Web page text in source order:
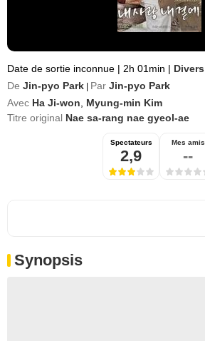
Date de sortie inconnue | 2h 01min | Divers
De Jin-pyo Park Par Jin-pyo Park
Avec Ha Ji-won
Myung-min Kim
Titre original Nae sa-rang nae gyeol-ae
Spectateurs
2,9
Mes amis
--
Synopsis